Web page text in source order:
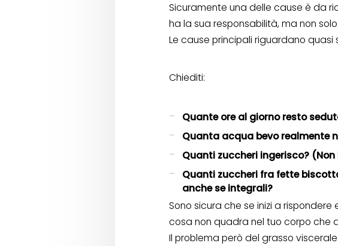
Sicuramente una delle cause è da
ha la sua responsabilità, ma non solo.
Le cause principali riguardano quasi
Chiediti:
Quante ore al giorno resto
Quanta acqua bevo realmente
Quanti zuccheri ingerisco?
Quanti zuccheri fra fette
anche se integrali?
Sono sicura che se inizi a
cosa non quadra nel tuo corpo che
Il problema però del grasso